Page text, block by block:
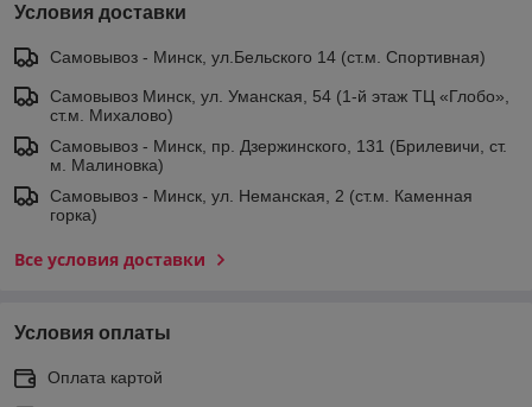
Условия доставки
Самовывоз - Минск, ул.Бельского 14 (ст.м. Спортивная)
Самовывоз Минск, ул. Уманская, 54 (1-й этаж ТЦ «Глобо»,
ст.м. Михалово)
Самовывоз - Минск, пр. Дзержинского, 131 (Брилевичи, ст.
м. Малиновка)
Самовывоз - Минск, ул. Неманская, 2 (ст.м. Каменная
горка)
Все условия доставки
Условия оплаты
Оплата картой